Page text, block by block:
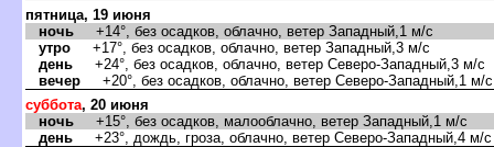
пятница, 19 июня
ночь +14°, без осадков, облачно, ветер Западный,1 м/с
утро +17°, без осадков, облачно, ветер Западный,3 м/с
день +24°, без осадков, облачно, ветер Северо-Западный,3 м/с
ечер +20°, без осадков, облачно, ветер Северо-Западный,1 м/с
суббота, 20 июня
ночь +15°, без осадков, малооблачно, ветер Западный,1 м/с
день +23°, дождь, гроза, облачно, ветер Северо-Западный,4 м/с